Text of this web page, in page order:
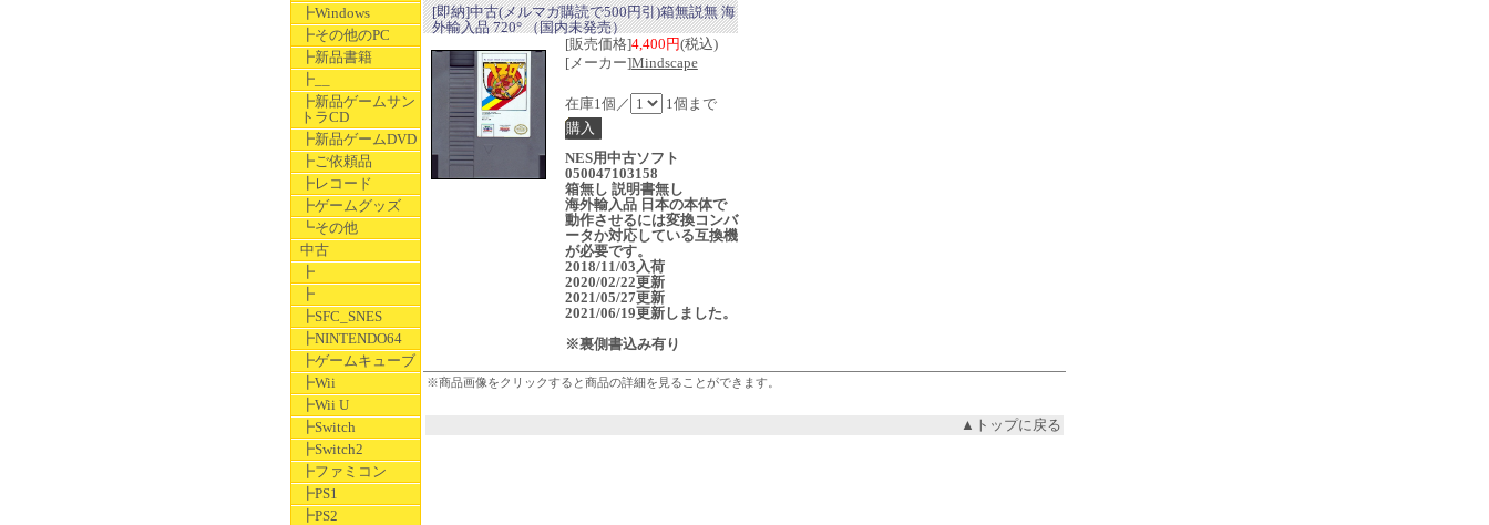
┣Windows
┣その他のPC
┣新品書籍
┣__
┣新品ゲームサン
トラCD
┣新品ゲームDVD
┣ご依頼品
┣レコード
┣ゲームグッズ
┗その他
中古
┣
┣
┣SFC_SNES
┣NINTENDO64
┣ゲームキューブ
┣Wii
┣Wii U
┣Switch
┣Switch2
┣ファミコン
┣PS1
┣PS2
[即納]中古(メルマガ購読で500円引)箱無説無 海
外輸入品 720° （国内未発売）
[販売価格]4,400円(税込)
[メーカー]Mindscape
在庫1個／ 1個まで
NES用中古ソフト
050047103158
箱無し 説明書無し
海外輸入品 日本の本体で
動作させるには変換コンバ
ータか対応している互換機
が必要です。
2018/11/03入荷
2020/02/22更新
2021/05/27更新
2021/06/19更新しました。
※裏側書込み有り
※商品画像をクリックすると商品の詳細を見ることができます。
▲トップに戻る